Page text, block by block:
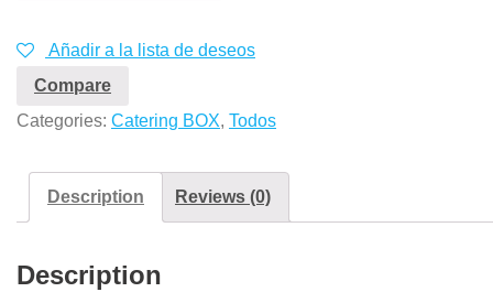
Añadir a la lista de deseos
Compare
Categories: Catering BOX, Todos
Description Reviews (0)
Description